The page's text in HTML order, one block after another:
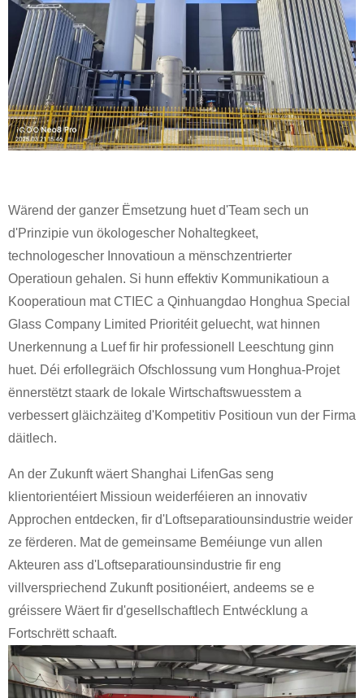
Wärend der ganzer Ëmsetzung huet d'Team sech un
d'Prinzipie vun ökologescher Nohaltegkeet,
technologescher Innovatioun a mënschzentrierter
Operatioun gehalen. Si hunn effektiv Kommunikatioun a
Kooperatioun mat CTIEC a Qinhuangdao Honghua Special
Glass Company Limited Prioritéit geluecht, wat hinnen
Unerkennung a Luef fir hir professionell Leeschtung ginn
huet. Déi erfollegräich Ofschlossung vum Honghua-Projet
ënnerstëtzt staark de lokale Wirtschaftswuesstem a
verbessert gläichzäiteg d'Kompetitiv Positioun vun der Firma
däitlech.
An der Zukunft wäert Shanghai LifenGas seng
klientorientéiert Missioun weiderféieren an innovativ
Approchen entdecken, fir d'Loftseparatiounsindustrie weider
ze fërderen. Mat de gemeinsame Beméiunge vun allen
Akteuren ass d'Loftseparatiounsindustrie fir eng
villverspriechend Zukunft positionéiert, andeems se e
gréissere Wäert fir d'gesellschaftlech Entwécklung a
Fortschrëtt schaaft.